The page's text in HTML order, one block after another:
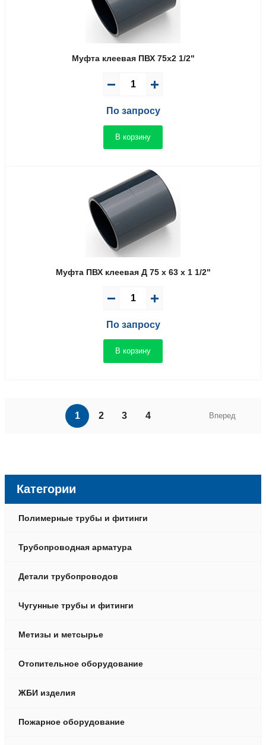
Муфта клеевая ПВХ 75x2 1/2"
По запросу
В корзину
Муфта ПВХ клеевая Д 75 x 63 x 1 1/2"
По запросу
В корзину
1 2 3 4 Вперед
Категории
Полимерные трубы и фитинги
Трубопроводная арматура
Детали трубопроводов
Чугунные трубы и фитинги
Метизы и метсырье
Отопительное оборудование
ЖБИ изделия
Пожарное оборудование